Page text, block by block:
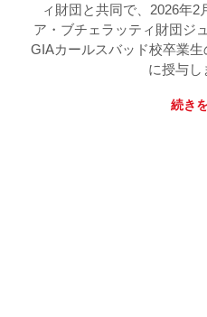
ィ財団と共同で、2026年2
ア・ブチェラッティ財団ジ
GIAカールスバッド校卒業生
に授与し
続き